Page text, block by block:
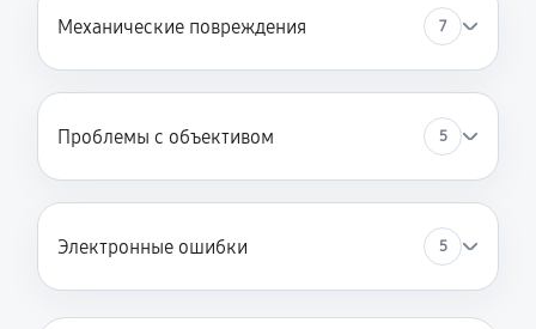
Механические повреждения 7
Проблемы с объективом 5
Электронные ошибки 5